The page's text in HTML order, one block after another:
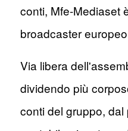
conti, Mfe-Mediaset
broadcaster europeo
Via libera
dividendo più
conti del gruppo, dal